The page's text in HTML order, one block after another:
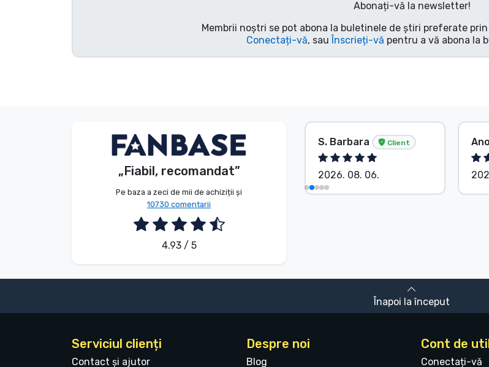
Abonați-vă la newsletter!
Membrii noștri se pot abona la buletinele de știri preferate
Conectați-vă, sauÎnscrieți-vă pentru a vă abona la
„Fiabil, recomandat”
Pe baza a zeci de mii de achiziții și
10730 comentarii
4.93 / 5
V. Éva Client
2026. 08. 06.
S. Barbara Client
2026. 08. 06.
Înapoi la început
Serviciul clienți
Contact și ajutor
Despre noi
Blog
Cont de
Conectați-vă